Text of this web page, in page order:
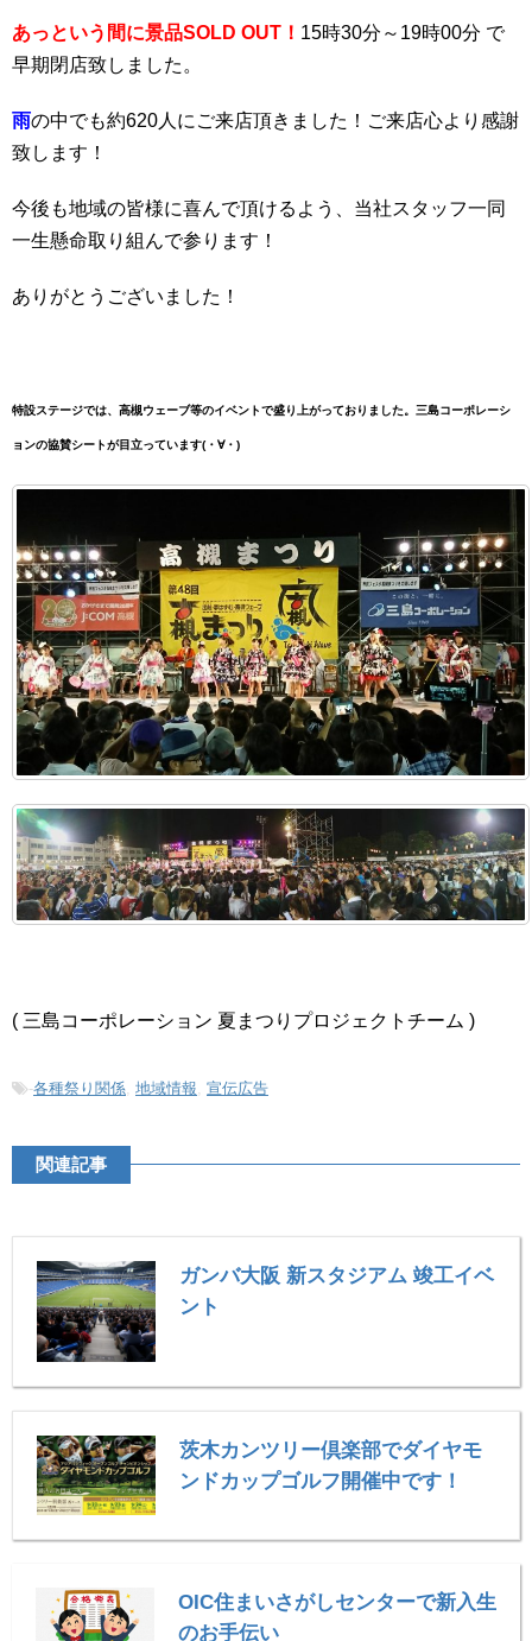
あっという間に景品SOLD OUT！ 15時30分～19時00分 で
早期閉店致しました。
雨の中でも約620人にご来店頂きました！ご来店心より感謝
致します！
今後も地域の皆様に喜んで頂けるよう、当社スタッフ一同
一生懸命取り組んで参ります！
ありがとうございました！
特設ステージでは、高槻ウェーブ等のイベントで盛り上がっておりました。 三島コーポレーシ
ョンの協賛シートが目立っています(・∀・)
( 三島コーポレーション 夏まつりプロジェクトチーム )
-各種祭り関係, 地域情報, 宣伝広告
関連記事
ガンバ大阪 新スタジアム 竣工イベ
ント
茨木カンツリー倶楽部でダイヤモ
ンドカップゴルフ開催中です！
OIC住まいさがしセンターで新入生
のお手伝い